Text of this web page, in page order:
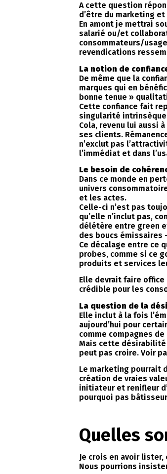
A cette question
d’être du marketing
En amont je mettrai
salarié ou/et
consommateurs/
revendications
La notion de
De même que la
marques qui en
bonne tenue »
Cette confiance fait
singularité
Cola, revenu lui aussi
ses clients.
n’exclut pas
l’immédiat et dans
Le besoin de
Dans ce monde en
univers
et les actes.
Celle-ci n’est pas
qu’elle n’inclut pas,
délétère entre green
des boucs émissaires
Ce décalage entre ce
probes, comme si ce
produits et services
Elle devrait faire
crédible pour les
La question de la
Elle inclut à la fois
aujourd’hui pour
comme compagnes
Mais cette désirabilité
peut pas croire. Voir
Le marketing pourrait
création de vraies
initiateur et renifleur
pourquoi pas
Quelles
Je crois en avoir
Nous pourrions